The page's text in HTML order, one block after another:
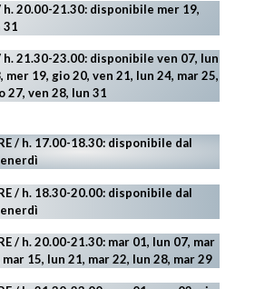
h. 20.00-21.30: disponibile mer 19,
31
h. 21.30-23.00: disponibile ven 07, lun
mer 19, gio 20, ven 21, lun 24, mar 25,
27, ven 28, lun 31
/ h. 17.00-18.30: disponibile dal
/ h. 18.30-20.00: disponibile dal
/ h. 20.00-21.30: mar 01, lun 07, mar
mar 15, lun 21, mar 22, lun 28, mar 29